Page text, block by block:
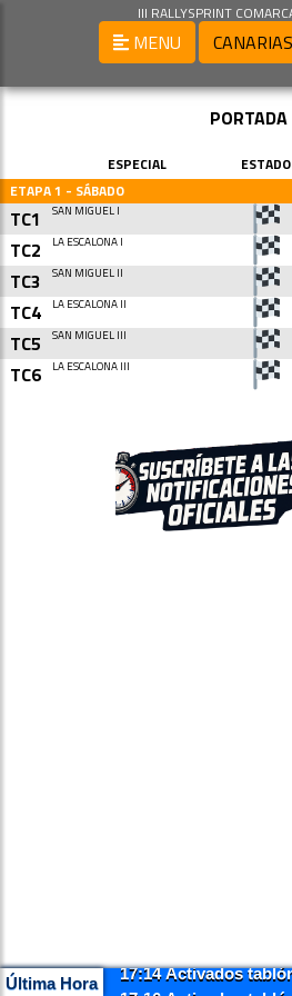
III RALLYSPRINT
MENU CANARIAS
PORTADA
ESPECIAL ESTADO
ETAPA 1 - SÁBADO
TC1 SAN MIGUEL I
TC2 LA ESCALONA I
TC3 SAN MIGUEL II
TC4 LA ESCALONA II
TC5 SAN MIGUEL III
TC6 LA ESCALONA III
Última Hora
17:14 Activados